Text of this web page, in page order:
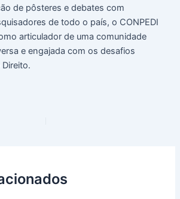
de pôsteres e debates com
de todo o país, o CONPEDI
articulador de uma comunidade
e engajada com os desafios